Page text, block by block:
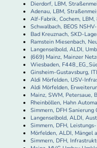
Dierdorf, LBM,
Adenau, LBM,
Alf-Fabrik, Cochem, LBM,
Schwalbach, BEOS
Bad Kreuznach, SKD-
Ramstein Miesenbach,
Langenselbold, ALDI,
(669) Mainz, Mainzer
Wiesbaden,
Ginsheim-Gustavsburg,
Aldi Mörfelden, USV-
Aldi Mörfelden,
Mainz, SWM, Petersaue,
Rheinböllen, Hahn
Simmern, DFH
Langenselbold, ALDI,
Simmern, DFH,
Mörfelden, ALDI, Mängel
Simmern, DFH,